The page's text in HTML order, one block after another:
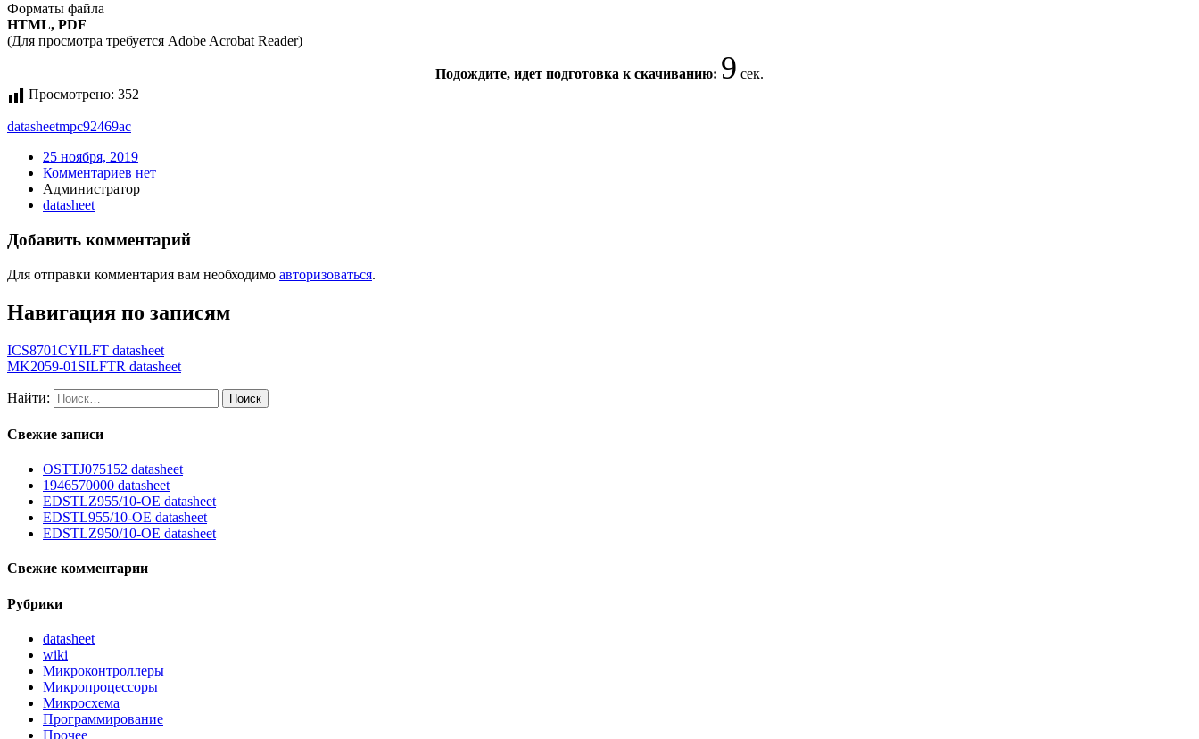
Форматы файла
HTML, PDF
(Для просмотра требуется Adobe Acrobat Reader)
Подождите, идет подготовка к скачиванию: 8 сек.
Просмотрено: 352
datasheetmpc92469ac
25 ноября, 2019
Комментариев нет
Администратор
datasheet
Добавить комментарий
Для отправки комментария вам необходимо авторизоваться.
Навигация по записям
ICS8701CYILFT datasheet
MK2059-01SILFTR datasheet
Найти:
Свежие записи
OSTTJ075152 datasheet
1946570000 datasheet
EDSTLZ955/10-OE datasheet
EDSTL955/10-OE datasheet
EDSTLZ950/10-OE datasheet
Свежие комментарии
Рубрики
datasheet
wiki
Микроконтроллеры
Микропроцессоры
Микросхема
Программирование
Прочее